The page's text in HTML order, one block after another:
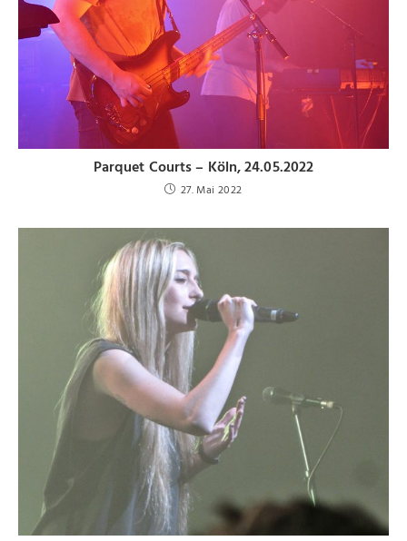
Parquet Courts – Köln, 24.05.2022
27. Mai 2022